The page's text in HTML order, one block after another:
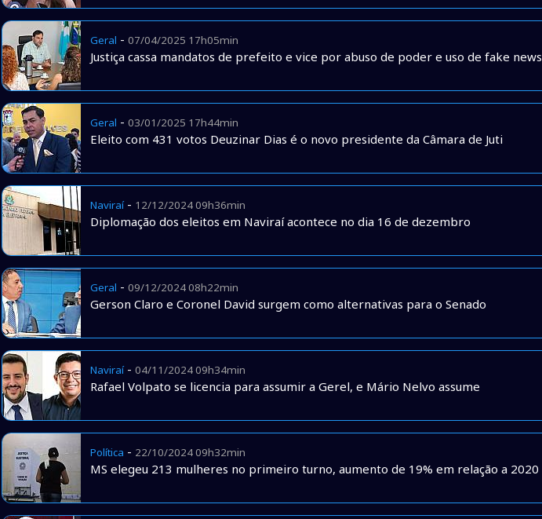
Geral - 07/04/2025 17h05min
Justiça cassa mandatos de prefeito e vice por abuso de poder e uso de fake news
Geral - 03/01/2025 17h44min
Eleito com 431 votos Deuzinar Dias é o novo presidente da Câmara de Juti
Naviraí- 12/12/2024 09h36min
Diplomação dos eleitos em Naviraí acontece no dia 16 de dezembro
Geral - 09/12/2024 08h22min
Gerson Claro e Coronel David surgem como alternativas para o Senado
Naviraí- 04/11/2024 09h34min
Rafael Volpato se licencia para assumir a Gerel, e Mário Nelvo assume
Política - 22/10/2024 09h32min
MS elegeu 213 mulheres no primeiro turno, aumento de 19% em relação a 2020